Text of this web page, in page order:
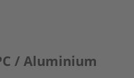
/ Aluminium